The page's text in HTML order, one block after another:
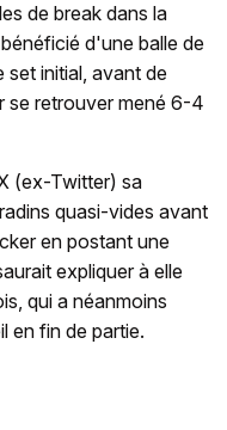
de break dans la
d'une balle de
set initial, avant de
se retrouver mené 6-4
(ex-Twitter) sa
quasi-vides avant
en postant une
expliquer à elle
qui a néanmoins
en fin de partie.